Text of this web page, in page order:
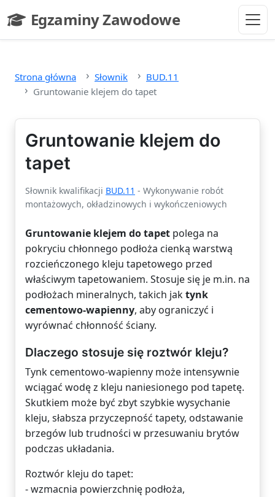
Egzaminy Zawodowe
- strona główna
Strona główna Słownik
BUD.11
Gruntowanie klejem do tapet
Gruntowanie klejem do
tapet
Słownik kwalifikacji BUD.11 - Wykonywanie robót
montażowych, okładzinowych i wykończeniowych
Gruntowanie klejem do tapet polega na
pokryciu chłonnego podłoża cienką warstwą
rozcieńczonego kleju tapetowego przed
właściwym tapetowaniem. Stosuje się je m.in. na
podłożach mineralnych, takich jaktynk
cementowo-wapienny, aby ograniczyć i
wyrównać chłonność ściany.
Dlaczego stosuje się roztwór kleju?
Tynk cementowo-wapienny może intensywnie
wciągać wodę z kleju naniesionego pod tapetę.
Skutkiem może być zbyt szybkie wysychanie
kleju, słabsza przyczepność tapety, odstawanie
brzegów lub trudności w przesuwaniu brytów
podczas układania.
Roztwór kleju do tapet:
- wzmacnia powierzchnię podłoża,